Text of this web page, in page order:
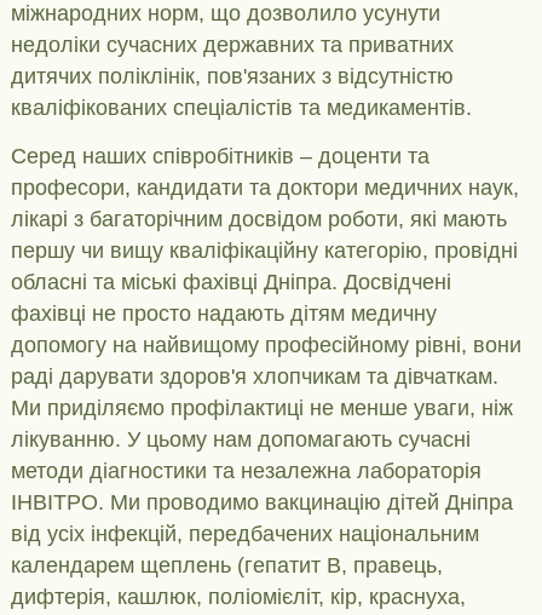
міжнародних норм, що дозволило усунути
недоліки сучасних державних та приватних
дитячих поліклінік, пов'язаних з відсутністю
кваліфікованих спеціалістів та медикаментів.
Серед наших співробітників – доценти та
професори, кандидати та доктори медичних наук,
лікарі з багаторічним досвідом роботи, які мають
першу чи вищу кваліфікаційну категорію, провідні
обласні та міські фахівці Дніпра. Досвідчені
фахівці не просто надають дітям медичну
допомогу на найвищому професійному рівні, вони
раді дарувати здоров'я хлопчикам та дівчаткам.
Ми приділяємо профілактиці не менше уваги, ніж
лікуванню. У цьому нам допомагають сучасні
методи діагностики та незалежна лабораторія
ІНВІТРО. Ми проводимо вакцинацію дітей Дніпра
від усіх інфекцій, передбачених національним
календарем щеплень (гепатит В, правець,
дифтерія, кашлюк, поліомієліт, кір, краснуха,